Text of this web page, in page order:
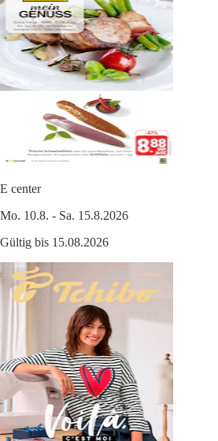
E center
Mo. 10.8. - Sa. 15.8.2026
Gültig bis 15.08.2026